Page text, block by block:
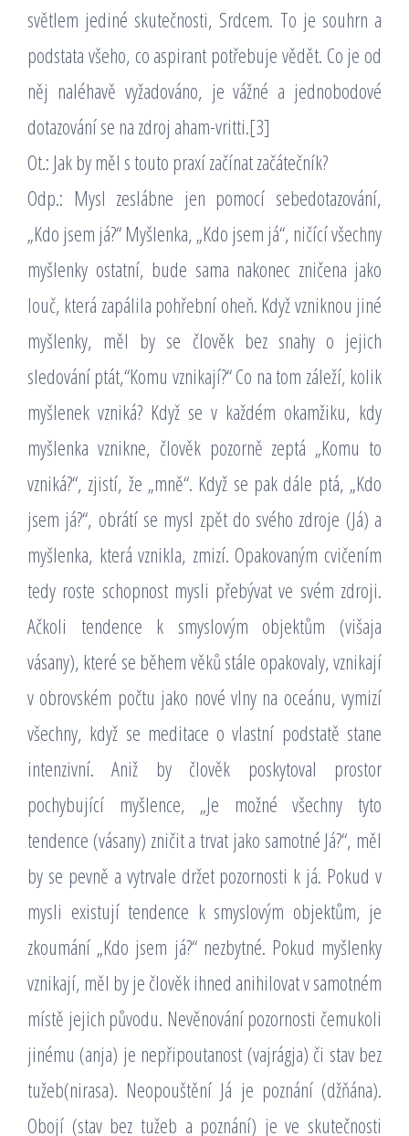
světlem jediné skutečnosti, Srdcem. To je souhrn a
podstata všeho, co aspirant potřebuje vědět. Co je od
něj naléhavě vyžadováno, je vážné a jednobodové
dotazování se na zdroj aham-vritti.[3]
Ot.: Jak by měl s touto praxí začínat začátečník?
Odp.: Mysl zeslábne jen pomocí sebedotazování,
„Kdo jsem já?“ Myšlenka, „Kdo jsem já“, ničící všechny
myšlenky ostatní, bude sama nakonec zničena jako
louč, která zapálila pohřební oheň. Když vzniknou jiné
myšlenky, měl by se člověk bez snahy o jejich
sledování ptát,“Komu vznikají?“ Co na tom záleží, kolik
myšlenek vzniká? Když se v každém okamžiku, kdy
myšlenka vznikne, člověk pozorně zeptá „Komu to
vzniká?“, zjistí, že „mně“. Když se pak dále ptá, „Kdo
jsem já?“, obrátí se mysl zpět do svého zdroje (Já) a
myšlenka, která vznikla, zmizí. Opakovaným cvičením
tedy roste schopnost mysli přebývat ve svém zdroji.
Ačkoli tendence k smyslovým objektům (višaja
vásany), které se během věků stále opakovaly, vznikají
v obrovském počtu jako nové vlny na oceánu, vymizí
všechny, když se meditace o vlastní podstatě stane
intenzivní. Aniž by člověk poskytoval prostor
pochybující myšlence, „Je možné všechny tyto
tendence (vásany) zničit a trvat jako samotné Já?“, měl
by se pevně a vytrvale držet pozornosti k já. Pokud v
mysli existují tendence k smyslovým objektům, je
zkoumání „Kdo jsem já?“ nezbytné. Pokud myšlenky
vznikají, měl by je člověk ihned anihilovat v samotném
místě jejich původu. Nevěnování pozornosti čemukoli
jinému (anja) je nepřipoutanost (vajrágja) či stav bez
tužeb(nirasa). Neopouštění Já je poznání (džňána).
Obojí (stav bez tužeb a poznání) je ve skutečnosti